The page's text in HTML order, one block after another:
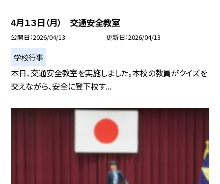
4月１３日（月） 交通安全教室
公開日 2026/04/13 更新日 2026/04/13
学校行事
本日、交通安全教室を実施しました。本校の教員がクイズを
交えながら、安全に登下校す...